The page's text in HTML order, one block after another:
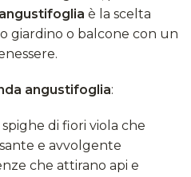
è la scelta
giardino o balcone con un
angustifoglia:
di fiori viola che
e avvolgente
che attirano api e